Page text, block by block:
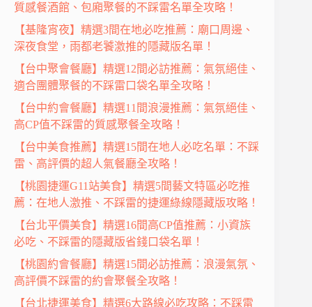
質感餐酒館、包廂聚餐的不踩雷名單全攻略！
【基隆宵夜】精選3間在地必吃推薦：廟口周邊、
深夜食堂，雨都老饕激推的隱藏版名單！
【台中聚會餐廳】精選12間必訪推薦：氣氛絕佳、
適合團體聚餐的不踩雷口袋名單全攻略！
【台中約會餐廳】精選11間浪漫推薦：氣氛絕佳、
高CP值不踩雷的質感聚餐全攻略！
【台中美食推薦】精選15間在地人必吃名單：不踩
雷、高評價的超人氣餐廳全攻略！
【桃園捷運G11站美食】精選5間藝文特區必吃推
薦：在地人激推、不踩雷的捷運綠線隱藏版攻略！
【台北平價美食】精選16間高CP值推薦：小資族
必吃、不踩雷的隱藏版省錢口袋名單！
【桃園約會餐廳】精選15間必訪推薦：浪漫氣氛、
高評價不踩雷的約會聚餐全攻略！
【台北捷運美食】精選6大路線必吃攻略：不踩雷